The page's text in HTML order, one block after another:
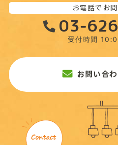
お電話でお
03-
受付時間
お問い合